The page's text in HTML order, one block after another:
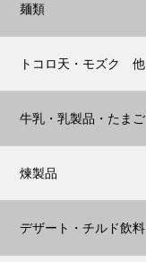
麺類
トコロ天・モズク 他
牛乳・乳製品・たまご
煉製品
デザート・チルド飲料